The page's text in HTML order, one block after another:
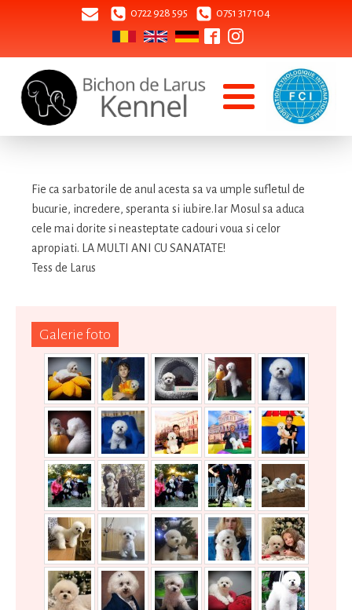
0722 928 595 0751 317 104
Galerie foto
Fie ca sarbatorile de anul acesta sa va umple sufletul de
bucurie, incredere, speranta si iubire.Iar Mosul sa aduca
cele mai dorite si neasteptate cadouri voua si celor
apropiati. LA MULTI ANI CU SANATATE!
Tess de Larus